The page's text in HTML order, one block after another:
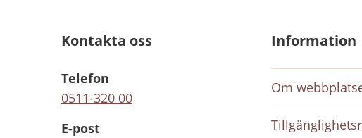
Kontakta oss
Telefon
0511-320 00
E-post
Information
Om